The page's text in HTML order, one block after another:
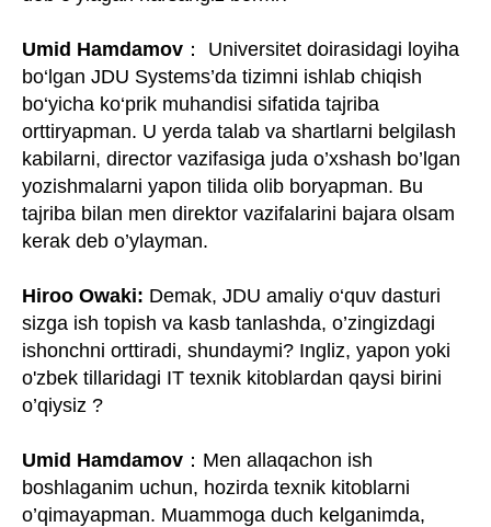
Umid Hamdamov ： Universitet doirasidagi loyiha
bo‘lgan JDU Systems’da tizimni ishlab chiqish
bo‘yicha ko‘prik muhandisi sifatida tajriba
orttiryapman. U yerda talab va shartlarni belgilash
kabilarni, director vazifasiga juda o’xshash bo’lgan
yozishmalarni yapon tilida olib boryapman. Bu
tajriba bilan men direktor vazifalarini bajara olsam
kerak deb o’ylayman.
Hiroo Owaki: Demak, JDU amaliy o‘quv dasturi
sizga ish topish va kasb tanlashda, o’zingizdagi
ishonchni orttiradi, shundaymi? Ingliz, yapon yoki
o'zbek tillaridagi IT texnik kitoblardan qaysi birini
o’qiysiz ?
Umid Hamdamov ：Men allaqachon ish
boshlaganim uchun, hozirda texnik kitoblarni
o’qimayapman. Muammoga duch kelganimda,